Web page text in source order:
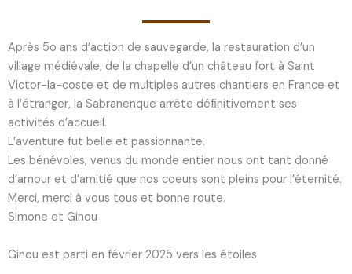
Après 5o ans d’action de sauvegarde, la restauration d’un
village médiévale, de la chapelle d’un château fort à Saint
Victor-la-coste et de multiples autres chantiers en France et
à l’étranger, la Sabranenque arrête définitivement ses
activités d’accueil.
L’aventure fut belle et passionnante.
Les bénévoles, venus du monde entier nous ont tant donné
d’amour et d’amitié que nos coeurs sont pleins pour l’éternité.
Merci, merci à vous tous et bonne route.
Simone et Ginou
Ginou est parti en février 2025 vers les étoiles